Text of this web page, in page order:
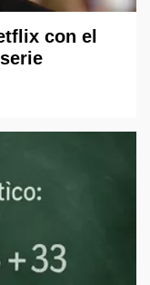
con el